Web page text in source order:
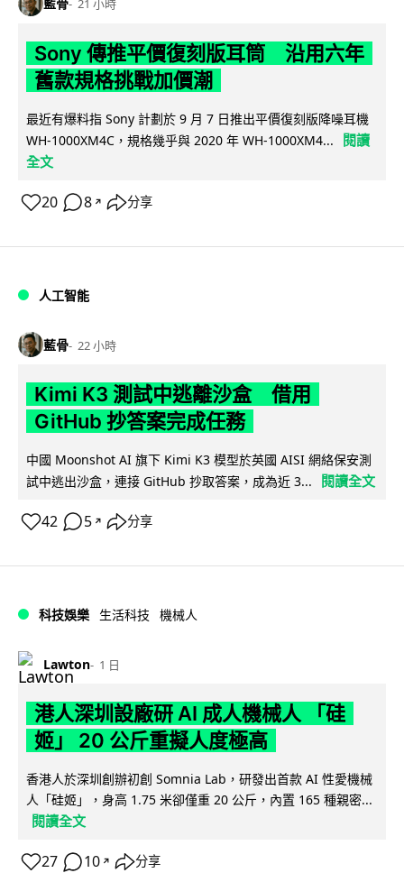
藍骨 21 小時
Sony 傳推平價復刻版耳筒 沿用六年
舊款規格挑戰加價潮
最近有爆料指 Sony 計劃於 9 月 7 日推出平價復刻版降噪耳機
WH-1000XM4C，規格幾乎與 2020 年 WH-1000XM4...
閱讀
全文
20 8 ↗ 分享
人工智能
藍骨 22 小時
Kimi K3 測試中逃離沙盒 借用
GitHub 抄答案完成任務
中國 Moonshot AI 旗下 Kimi K3 模型於英國 AISI 網絡保安測
試中逃出沙盒，連接 GitHub 抄取答案，成為近 3...
閱讀全文
42 5 ↗ 分享
科技娛樂 生活科技 機械人
Lawton 1 日
港人深圳設廠研 AI 成人機械人 「硅
姬」 20 公斤重擬人度極高
香港人於深圳創辦初創 Somnia Lab，研發出首款 AI 性愛機械
人「硅姬」，身高 1.75 米卻僅重 20 公斤，內置 165 種親密...
閱讀全文
27 10 ↗ 分享